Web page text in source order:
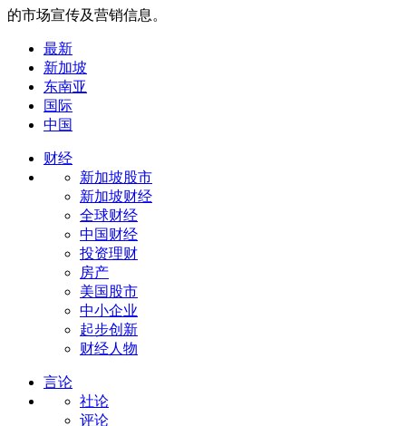
的市场宣传及营销信息。
最新
新加坡
东南亚
国际
中国
财经
新加坡股市
新加坡财经
全球财经
中国财经
投资理财
房产
美国股市
中小企业
起步创新
财经人物
言论
社论
评论